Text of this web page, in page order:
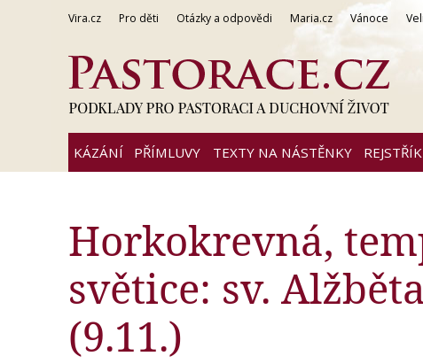
Vira.cz Pro děti Otázky a odpovědi Maria.cz Vánoce
KÁZÁNÍ PŘÍMLUVY TEXTY NA NÁSTĚNKY REJSTŘÍK
Horkokrevná,
světice: sv.
(9.11.)